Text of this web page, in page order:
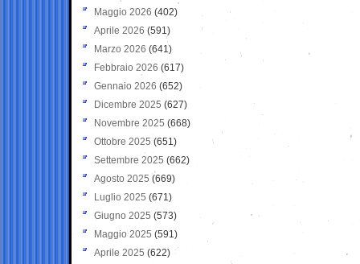
Maggio 2026 (402)
Aprile 2026 (591)
Marzo 2026 (641)
Febbraio 2026 (617)
Gennaio 2026 (652)
Dicembre 2025 (627)
Novembre 2025 (668)
Ottobre 2025 (651)
Settembre 2025 (662)
Agosto 2025 (669)
Luglio 2025 (671)
Giugno 2025 (573)
Maggio 2025 (591)
Aprile 2025 (622)